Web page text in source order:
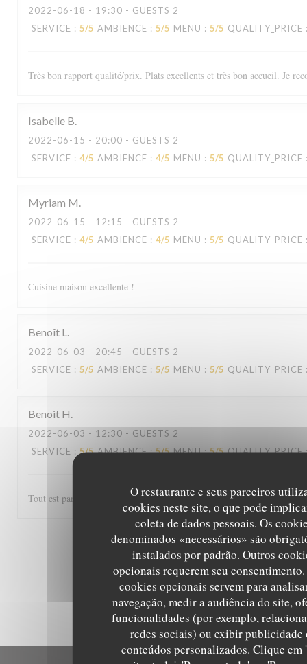
O restaurante e seus parceiros
cookies neste site, o que pode
coleta de dados pessoais. Os
denominados «necessários» são
instalados por padrão. Outros
opcionais requerem seu consentimento.
cookies opcionais servem para
navegação, medir a audiência do site,
funcionalidades (por exemplo,
redes sociais) ou exibir publicidade
conteúdos personalizados. Clique em
2022-06-18 - 19:30 - GUESTS 2
SERVICE : 5/5 AMBIENCE : 5/5 MENU : 5/5 QUALITY_PRICE
Très bon rapport qualité/prix. Plats excellents et très bon accueil. Je
Isabelle B
2022-06-15 - 20:00 - GUESTS 2
SERVICE : 4/5 AMBIENCE : 4/5 MENU : 5/5 QUALITY_PRICE
Myriam M
2022-06-15 - 12:15 - GUESTS 2
SERVICE : 4/5 AMBIENCE : 4/5 MENU : 5/5 QUALITY_PRICE
Cuisine maison excellente !
Benoît L
2022-06-03 - 20:45 - GUESTS 2
SERVICE : 5/5 AMBIENCE : 5/5 MENU : 5/5 QUALITY_PRICE
Benoit H
2022-06-03 - 12:30 - GUESTS 2
SERVICE : 5/5 AMBIENCE: 5/5 MENU: 5/5 QUALITY_PRICE
Tout est parfait, de l'accueil au service et les plats excellents! Un régal
1 2 3